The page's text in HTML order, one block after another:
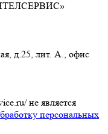
д.25, лит. А., офис
не является
персональных